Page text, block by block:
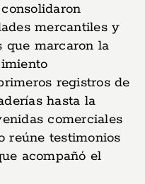
mercantiles y
que marcaron la
registros de
hasta la
comerciales
reúne testimonios
acompañó el